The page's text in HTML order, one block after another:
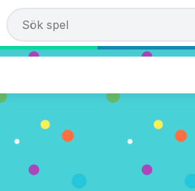
(1 Röster)